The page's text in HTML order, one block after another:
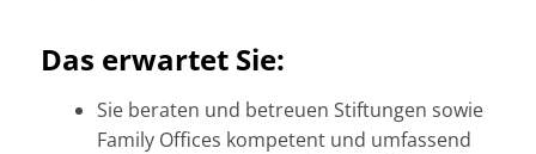
Das erwartet Sie:
Sie beraten und betreuen Stiftungen sowie
Family Offices kompetent und umfassend